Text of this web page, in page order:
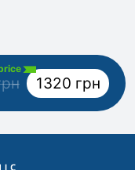
1320 грн